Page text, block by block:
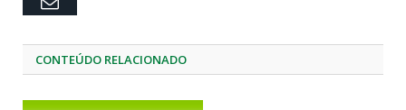
CONTEÚDO RELACIONADO